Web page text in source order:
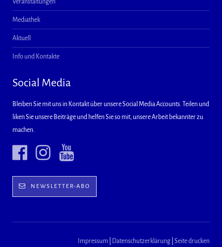
Veranstaltungen
Mediathek
Aktuell
Info und Kontakte
Social Media
Bleiben Sie mit uns in Kontakt über unsere Social Media Accounts. Teilen und
liken Sie unsere Beiträge und helfen Sie so mit, unsere Arbeit bekannter zu
machen.
NEWSLETTER-ABO
Impressum Datenschutzerklärung Seite drucken